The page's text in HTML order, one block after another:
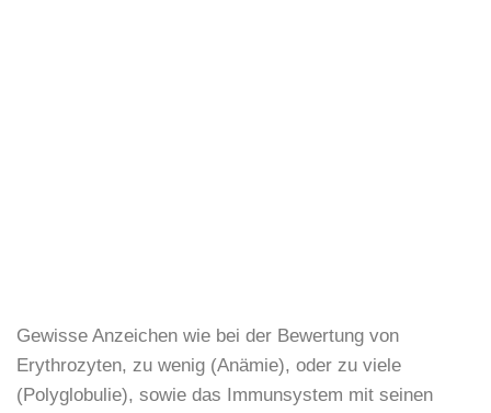
Gewisse Anzeichen wie bei der Bewertung von
Erythrozyten, zu wenig (Anämie), oder zu viele
(Polyglobulie), sowie das Immunsystem mit seinen